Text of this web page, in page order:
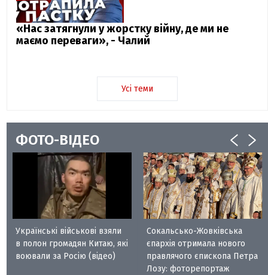
«Нас затягнули у жорстку війну, де ми не
маємо переваги», - Чалий
Усі теми
ФОТО-ВІДЕО
Українські військові взяли
в полон громадян Китаю, які
воювали за Росію (відео)
Сокальсько-Жовківська
єпархія отримала нового
правлячого єпископа Петра
Лозу: фоторепортаж